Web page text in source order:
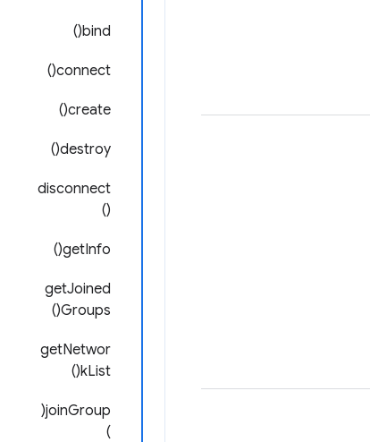
bind()
connect()
create()
destroy()
disconnect
()
getInfo()
getJoined
Groups()
getNetwor
kList()
joinGroup(
)